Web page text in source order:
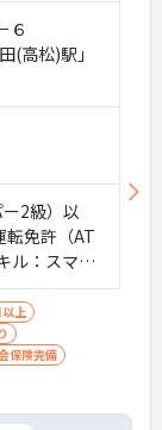
６
(高松)駅」
2級）以
免許（AT
ル：スマー
上
保険完備